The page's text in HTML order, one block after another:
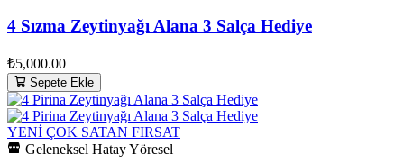
4 Sızma Zeytinyağı Alana 3 Salça Hediye
₺5,000.00
Sepete Ekle
YENİ ÇOK SATAN FIRSAT
Geleneksel Hatay Yöresel